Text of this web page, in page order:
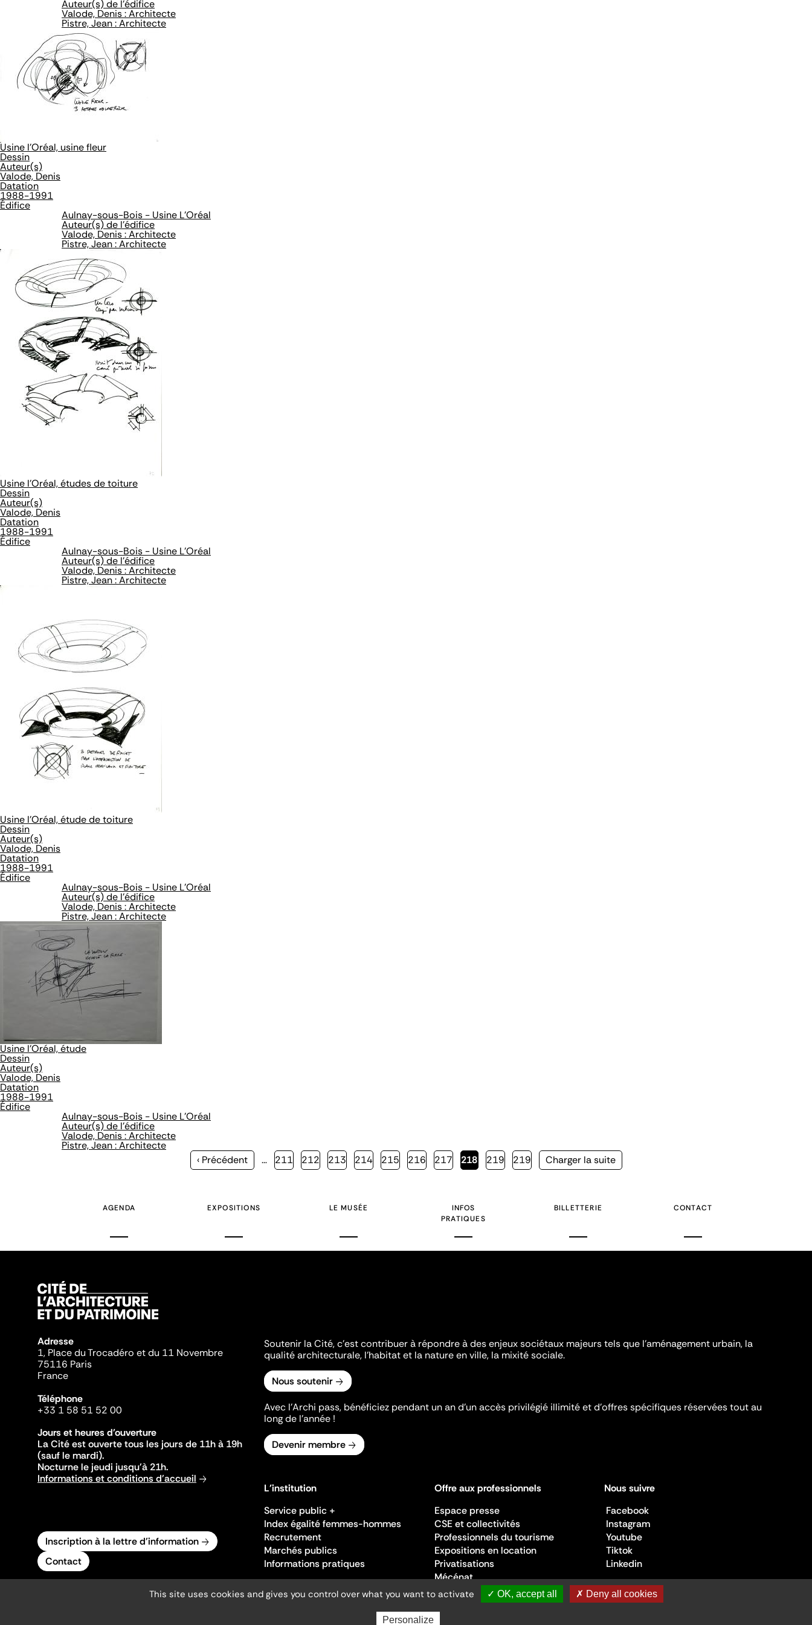
Auteur(s) de l'édifice
Valode, Denis : Architecte
Pistre, Jean : Architecte
Usine l'Oréal, usine fleur
Dessin
Auteur(s)
Valode, Denis
Datation
1988-1991
Édifice
Aulnay-sous-Bois - Usine L'Oréal
Auteur(s) de l'édifice
Valode, Denis : Architecte
Pistre, Jean : Architecte
Usine l'Oréal, études de toiture
Dessin
Auteur(s)
Valode, Denis
Datation
1988-1991
Édifice
Aulnay-sous-Bois - Usine L'Oréal
Auteur(s) de l'édifice
Valode, Denis : Architecte
Pistre, Jean : Architecte
Usine l'Oréal, étude de toiture
Dessin
Auteur(s)
Valode, Denis
Datation
1988-1991
Édifice
Aulnay-sous-Bois - Usine L'Oréal
Auteur(s) de l'édifice
Valode, Denis : Architecte
Pistre, Jean : Architecte
Usine l'Oréal, étude
Dessin
Auteur(s)
Valode, Denis
Datation
1988-1991
Édifice
Aulnay-sous-Bois - Usine L'Oréal
Auteur(s) de l'édifice
Valode, Denis : Architecte
Pistre, Jean : Architecte
Page
‹ Précédent … Page
211 Page
212 Page
213 Page
214 Page
215 Page
216 Page
217
Page
218 Page
219 Page
219
Page
Charger la suite
AGENDA EXPOSITIONS LE MUSÉE
INFOS
PRATIQUES
BILLETTERIE CONTACT
Adresse
1, Place du Trocadéro et du 11 Novembre
75116 Paris
France
Téléphone
+33 1 58 51 52 00
Jours et heures d'ouverture
La Cité est ouverte tous les jours de 11h à 19h
(sauf le mardi).
Nocturne le jeudi jusqu'à 21h.
Informations et conditions d'accueil
Inscription à la lettre d'information
Contact
Soutenir la Cité, c'est contribuer à répondre à des enjeux sociétaux majeurs tels que l'aménagement urbain, la
qualité architecturale, l'habitat et la nature en ville, la mixité sociale.
Nous soutenir
Avec l’Archi pass, bénéficiez pendant un an d’un accès privilégié illimité et d’offres spécifiques réservées tout au
long de l’année !
Devenir membre
L'institution
Service public +
Index égalité femmes-hommes
Recrutement
Marchés publics
Informations pratiques
Offre aux professionnels
Espace presse
CSE et collectivités
Professionnels du tourisme
Expositions en location
Privatisations
Mécénat
Nous suivre
Facebook
Instagram
Youtube
Tiktok
Linkedin
This site uses cookies and gives you control over what you want to activate ✓ OK, accept all ✗ Deny all cookies
Personalize